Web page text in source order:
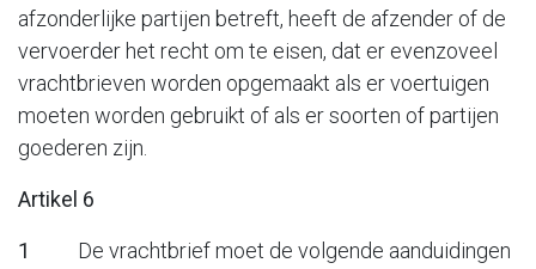
afzonderlijke partijen betreft, heeft de afzender of de
vervoerder het recht om te eisen, dat er evenzoveel
vrachtbrieven worden opgemaakt als er voertuigen
moeten worden gebruikt of als er soorten of partijen
goederen zijn.
Artikel 6
1
De vrachtbrief moet de volgende aanduidingen